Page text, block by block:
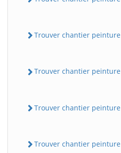
Trouver chantier peinture
Trouver chantier peinture
Trouver chantier peinture
Trouver chantier peinture